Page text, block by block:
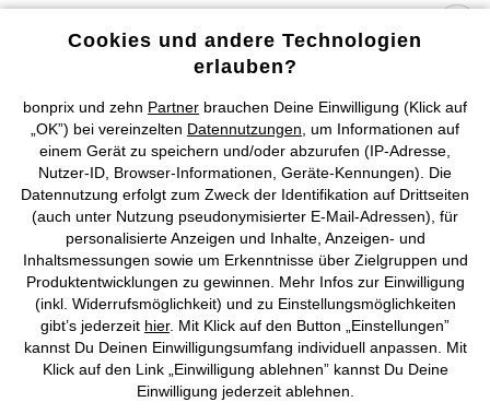
Mehr von bonprix auf
Preisangaben inkl. gesetzl. MwSt. und zzgl.
Service- &
Versandkosten
AGB Datenschutz Cookie-Einstellungen Impressum
Vertrag widerrufen
©2026 bonprix.Alle Rechte vorbehalten.
Cookies und andere Technologien
erlauben?
bonprix und zehn Partner brauchen Deine Einwilligung (Klick auf
„OK”) bei vereinzelten Datennutzungen , um Informationen auf
einem Gerät zu speichern und/oder abzurufen (IP-Adresse,
Nutzer-ID, Browser-Informationen, Geräte-Kennungen). Die
Datennutzung erfolgt zum Zweck der Identifikation auf Drittseiten
(auch unter Nutzung pseudonymisierter E-Mail-Adressen), für
personalisierte Anzeigen und Inhalte, Anzeigen- und
Inhaltsmessungen sowie um Erkenntnisse über Zielgruppen und
Produktentwicklungen zu gewinnen. Mehr Infos zur Einwilligung
(inkl. Widerrufsmöglichkeit) und zu Einstellungsmöglichkeiten
gibt’s jederzeit hier. Mit Klick auf den Button „Einstellungen”
kannst Du Deinen Einwilligungsumfang individuell anpassen. Mit
Klick auf den Link „Einwilligung ablehnen” kannst Du Deine
Einwilligung jederzeit ablehnen.